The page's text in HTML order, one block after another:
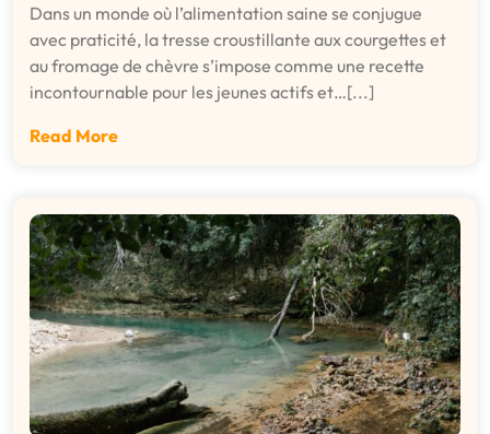
Dans un monde où l’alimentation saine se conjugue
avec praticité, la tresse croustillante aux courgettes et
au fromage de chèvre s’impose comme une recette
incontournable pour les jeunes actifs et…[...]
Read More